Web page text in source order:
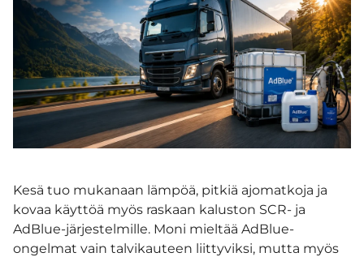
Kesä tuo mukanaan lämpöä, pitkiä ajomatkoja ja
kovaa käyttöä myös raskaan kaluston SCR- ja
AdBlue-järjestelmille. Moni mieltää AdBlue-
ongelmat vain talvikauteen liittyviksi, mutta myös